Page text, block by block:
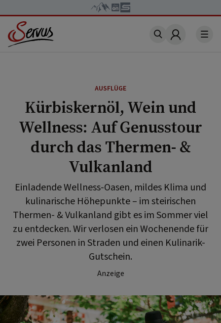
Account
AUSFLÜGE
Kürbiskernöl, Wein und
Wellness: Auf Genusstour
durch das Thermen- &
Vulkanland
Einladende Wellness-Oasen, mildes Klima und
kulinarische Höhepunkte – im steirischen
Thermen- & Vulkanland gibt es im Sommer viel
zu entdecken. Wir verlosen ein Wochenende für
zwei Personen in Straden und einen Kulinarik-
Gutschein.
Anzeige